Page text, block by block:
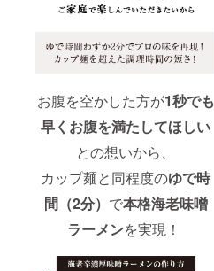
お腹を空かした方が1秒でも
早くお腹を満たしてほしい
との想いから、
カップ麺と同程度のゆで時
間（2分） で本格海老味噌
ラーメンを実現！